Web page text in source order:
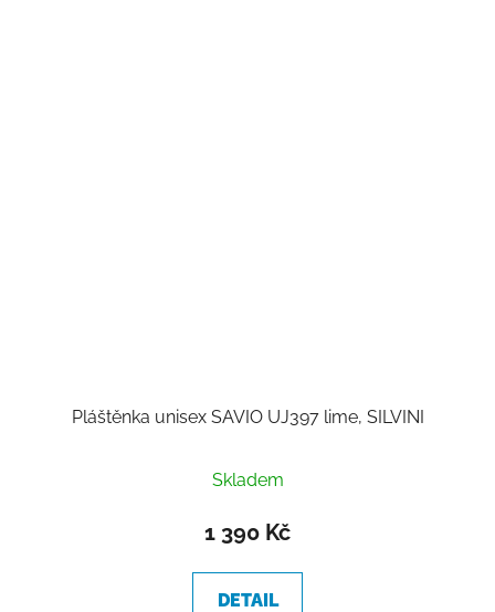
Pláštěnka unisex SAVIO UJ397 lime, SILVINI
Skladem
1 390 Kč
DETAIL